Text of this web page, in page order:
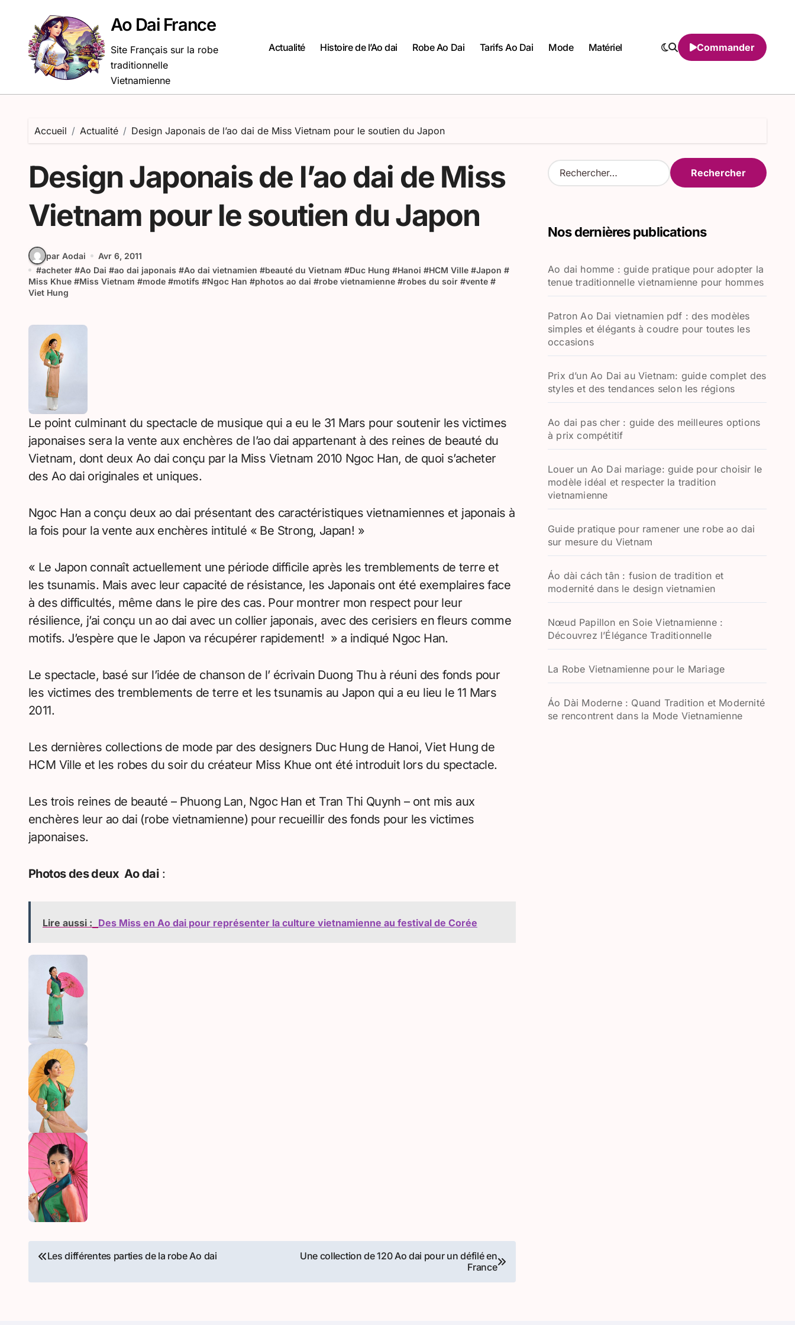
contenu
Ao Dai France
Site Français sur la robe
traditionnelle
Vietnamienne
Actualité Histoire de l’Ao dai Robe Ao Dai Tarifs Ao Dai Mode Matériel Commander
Accueil Actualité Design Japonais de l’ao dai de Miss Vietnam pour le soutien du Japon
Design Japonais de l’ao dai de Miss
Vietnam pour le soutien du Japon
par Aodai
Avr 6, 2011
#acheter #Ao Dai #ao dai japonais #Ao dai vietnamien #beauté du Vietnam #Duc Hung #Hanoi #HCM Ville #Japon #
Miss Khue #Miss Vietnam #mode #motifs #Ngoc Han #photos ao dai #robe vietnamienne #robes du soir #vente #
Viet Hung
Le point culminant du spectacle de musique qui a eu le 31 Mars pour soutenir les victimes
japonaises sera la vente aux enchères de l’ao dai appartenant à des reines de beauté du
Vietnam, dont deux Ao dai conçu par la Miss Vietnam 2010 Ngoc Han, de quoi s’acheter
des Ao dai originales et uniques.
Ngoc Han a conçu deux ao dai présentant des caractéristiques vietnamiennes et japonais à
la fois pour la vente aux enchères intitulé « Be Strong, Japan! »
« Le Japon connaît actuellement une période difficile après les tremblements de terre et
les tsunamis. Mais avec leur capacité de résistance, les Japonais ont été exemplaires face
à des difficultés, même dans le pire des cas. Pour montrer mon respect pour leur
résilience, j’ai conçu un ao dai avec un collier japonais, avec des cerisiers en fleurs comme
motifs. J’espère que le Japon va récupérer rapidement! » a indiqué Ngoc Han.
Le spectacle, basé sur l’idée de chanson de l’ écrivain Duong Thu à réuni des fonds pour
les victimes des tremblements de terre et les tsunamis au Japon qui a eu lieu le 11 Mars
2011.
Les dernières collections de mode par des designers Duc Hung de Hanoi, Viet Hung de
HCM Ville et les robes du soir du créateur Miss Khue ont été introduit lors du spectacle.
Les trois reines de beauté – Phuong Lan, Ngoc Han et Tran Thi Quynh – ont mis aux
enchères leur ao dai (robe vietnamienne) pour recueillir des fonds pour les victimes
japonaises.
Photos des deux Ao dai:
Lire aussi : Des Miss en Ao dai pour représenter la culture vietnamienne au festival de Corée
Navigation
de
Les différentes parties de la robe Ao dai
Une collection de 120 Ao dai pour un défilé en
France
R
e
r
e
r
Nos dernières publications
Ao dai homme : guide pratique pour adopter la
tenue traditionnelle vietnamienne pour hommes
Patron Ao Dai vietnamien pdf : des modèles
simples et élégants à coudre pour toutes les
occasions
Prix d’un Ao Dai au Vietnam: guide complet des
styles et des tendances selon les régions
Ao dai pas cher : guide des meilleures options
à prix compétitif
Louer un Ao Dai mariage: guide pour choisir le
modèle idéal et respecter la tradition
vietnamienne
Guide pratique pour ramener une robe ao dai
sur mesure du Vietnam
Áo dài cách tân : fusion de tradition et
modernité dans le design vietnamien
Nœud Papillon en Soie Vietnamienne :
Découvrez l’Élégance Traditionnelle
La Robe Vietnamienne pour le Mariage
Áo Dài Moderne : Quand Tradition et Modernité
se rencontrent dans la Mode Vietnamienne